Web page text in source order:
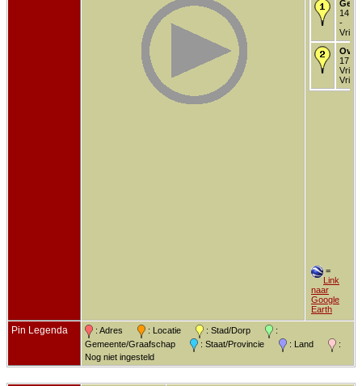
14
-
17
=
Link
naar
Google
Earth
Pin Legenda : Adres : Locatie : Stad/Dorp
:
Gemeente/Graafschap
: Staat/Provincie : Land
:
Nog niet ingesteld